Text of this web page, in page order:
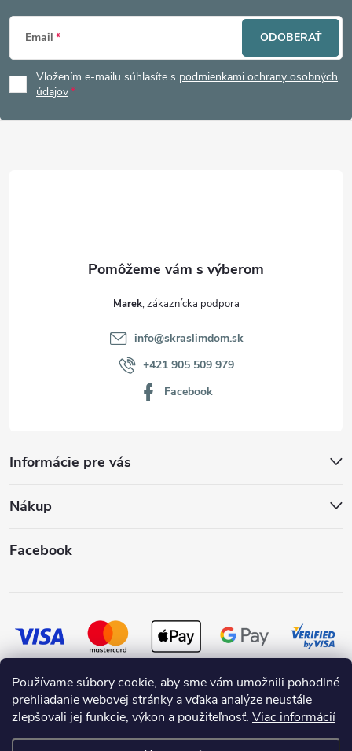
Používame súbory cookie, aby sme vám umožnili pohodlné
prehliadanie webovej stránky a vďaka analýze neustále
zlepšovali jej funkcie, výkon a použiteľnosť. Viac informácií
Z
á
p
Email
Vložením e-mailu súhlasíte s podmienkami ochrany osobných
údajov
ODOBERAŤ
Informácie pre vás
Nákup
Marek
info@skraslimdom.sk
+421 905 509 979
Facebook
Facebook